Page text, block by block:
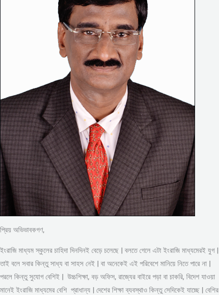
প্রিয় অভিভাবকগণ,
ইংরাজি মাধ্যম স্কুলের চাহিদা দিনদিনই বেড়ে চলেছে | বলতে গেলে এটা ইংরাজি মাধ্যমেরই যুগ |
তাই বলে সবার কিন্তু সাধ্য বা সাহস নেই | বা অনেকেই এই পরিবেশে মানিয়ে নিতে পারে না |
পরলে কিন্তু সুযোগ বেশিই | উচ্চশিক্ষা, বড় অফিস, রাজ্যের বাইরে পড়া বা চাকরি, বিদেশ যাওয়া
মানেই ইংরাজি মাধ্যমের বেশি প্রাধান্য | দেশের শিক্ষা ব্যবস্থাও কিন্তু সেদিকেই যাচ্ছে | বেশির